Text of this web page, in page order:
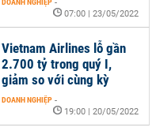
DOANH NGHIỆP -
07:00 | 23/05/2022
Vietnam Airlines lỗ gần
2.700 tỷ trong quý I,
giảm so với cùng kỳ
DOANH NGHIỆP -
19:00 | 20/05/2022